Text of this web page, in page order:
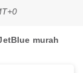
murah